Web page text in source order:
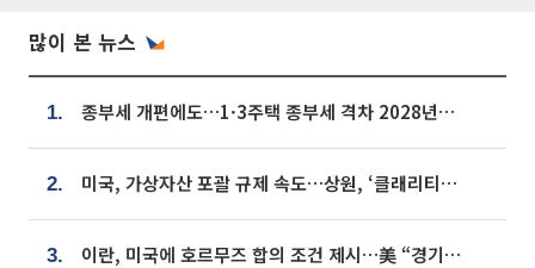
많이 본 뉴스
1. 종부세 개편에도…1·3주택 종부세 격차 2028년부터 확대
2. 미국, 가상자산 포괄 규제 속도…상원, ‘클래리티법’ 9월 절차투표 추진
3. 이란, 미국에 호르무즈 합의 조건 제시…美 “경기 아직 안 끝나” [종합]